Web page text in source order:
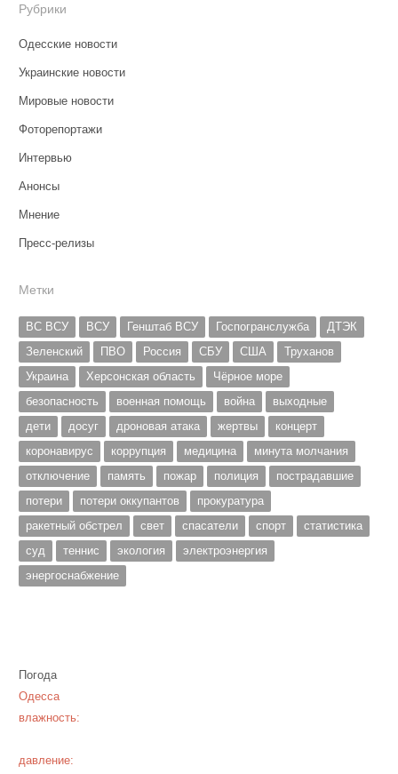
Рубрики
Одесские новости
Украинские новости
Мировые новости
Фоторепортажи
Интервью
Анонсы
Мнение
Пресс-релизы
Метки
ВС ВСУ ВСУ Генштаб ВСУ Госпогранслужба
ДТЭК
Зеленский
ПВО Россия СБУ США
Труханов
Украина
Херсонская область
Чёрное море
безопасность
военная помощь война
выходные
дети
досуг дроновая атака жертвы
концерт
коронавирус
коррупция медицина
минута молчания
отключение
память пожар полиция
пострадавшие
потери
потери оккупантов
прокуратура
ракетный обстрел
свет спасатели спорт
статистика
суд
теннис экология
электроэнергия
энергоснабжение
Погода
Одесса
влажность:
давление: